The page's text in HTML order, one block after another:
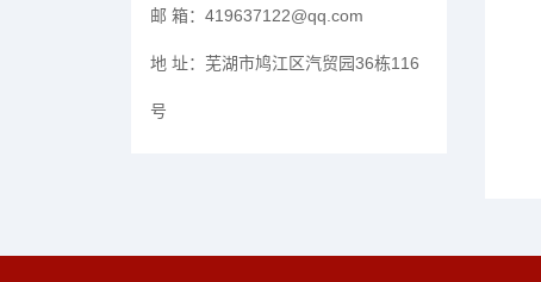
邮 箱： 419637122@qq.com
地 址： 芜湖市鸠江区汽贸园36栋116
号